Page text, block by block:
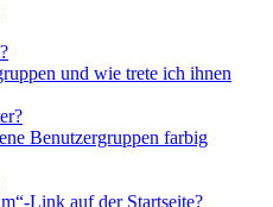
und wie trete ich ihnen
Benutzergruppen farbig
Link auf der Startseite?